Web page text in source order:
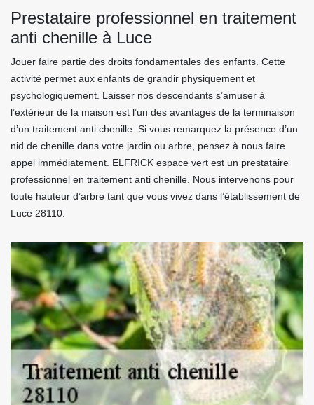
Prestataire professionnel en traitement
anti chenille à Luce
Jouer faire partie des droits fondamentales des enfants. Cette
activité permet aux enfants de grandir physiquement et
psychologiquement. Laisser nos descendants s’amuser à
l’extérieur de la maison est l’un des avantages de la terminaison
d’un traitement anti chenille. Si vous remarquez la présence d’un
nid de chenille dans votre jardin ou arbre, pensez à nous faire
appel immédiatement. ELFRICK espace vert est un prestataire
professionnel en traitement anti chenille. Nous intervenons pour
toute hauteur d’arbre tant que vous vivez dans l’établissement de
Luce 28110.